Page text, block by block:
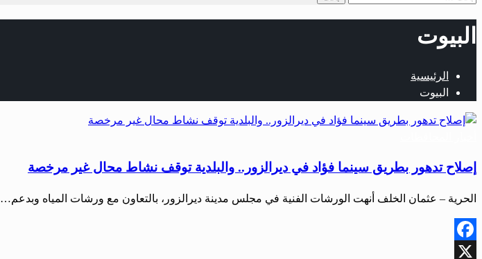
البيوت
الرئيسية
البيوت
إصلاح تدهور بطريق سينما فؤاد في ديرالزور.. والبلدية توقف نشاط محال غير مرخصة
الحرية – عثمان الخلف أنهت الورشات الفنية في مجلس مدينة ديرالزور، بالتعاون مع ورشات المياه وبدعم…
Facebook